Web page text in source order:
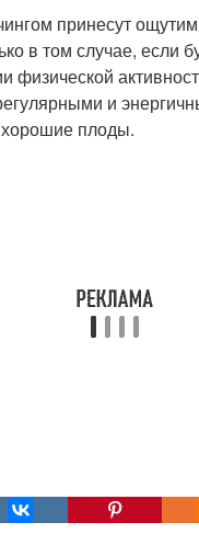
принесут
в том случае, если
физической
и
хорошие плоды.